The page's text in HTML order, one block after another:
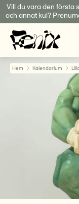
Fortsätt
till
innehållet
Vill du vara den första
och annat kul?
Hem Kalendarium